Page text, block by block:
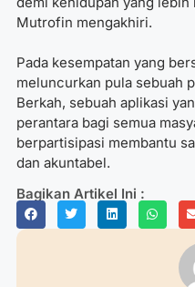
Mutrofin mengakhiri.
Pada kesempatan yang
meluncurkan pula sebuah
Berkah, sebuah aplikasi
perantara bagi semua
berpartisipasi membantu
dan akuntabel.
Bagikan Artikel Ini :